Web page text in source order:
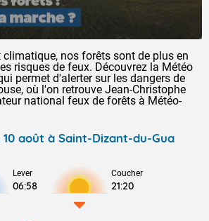
nos forêts sont de plus en
risques de feux. Découvrez la Météo
permet d'alerter sur les dangers de
où l'on retrouve Jean-Christophe
national feux de forêts à Météo-
août à Saint-Dizant-du-Gua
Lever
06:58
Coucher
21:20